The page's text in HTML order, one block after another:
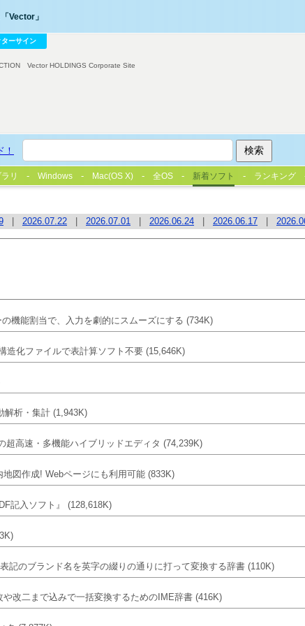
Vector」
ターサイン
！
Vector HOLDINGS Corporate Site
リ Windows Mac(OS X) 全OS 新着ソフト ランキング
2026.07.22 2026.07.01 2026.06.24 2026.06.17
機能割当で、入力を劇的にスムーズにする (734K)
造化ファイルで表計算ソフト不要 (15,646K)
解析・集計 (1,943K)
高速・多機能ハイブリッドエディタ (74,239K)
図作成! Webページにも利用可能 (833K)
記入ソフト』 (128,618K)
記のブランド名を英字の綴りの通りに打って変換する辞書 (110K)
改二まで込みで一括変換するためのIME辞書 (416K)